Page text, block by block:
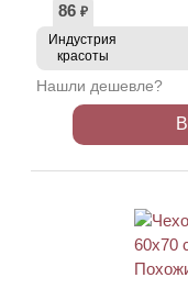
86 ₽
Индустрия
красоты
Нашли дешевле?